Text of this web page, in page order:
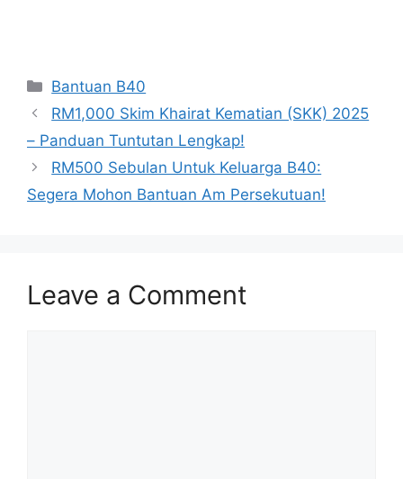
Categories
Bantuan B40
RM1,000 Skim Khairat Kematian (SKK) 2025
– Panduan Tuntutan Lengkap!
RM500 Sebulan Untuk Keluarga B40:
Segera Mohon Bantuan Am Persekutuan!
Leave a Comment